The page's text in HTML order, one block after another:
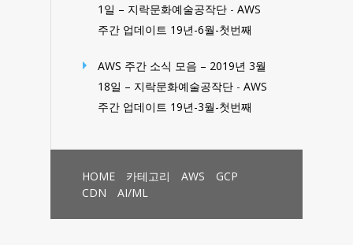
1일 – 지락문화예술공작단 - AWS
주간 업데이트 19년-6월-첫번째
AWS 주간 소식 모음 – 2019년 3월
18일 – 지락문화예술공작단 - AWS
주간 업데이트 19년-3월-첫번째
HOME 카테고리 AWS
GCP
CDN
AI/ML